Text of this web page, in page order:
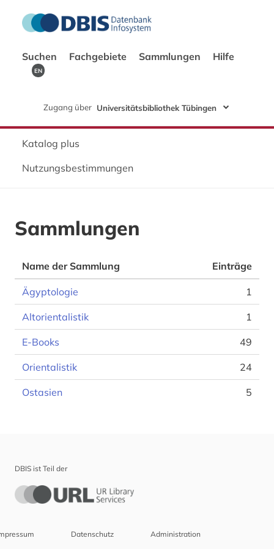
Suchen Fachgebiete Sammlungen Hilfe
EN
Zugang über Universitätsbibliothek Tübingen
Katalog plus
Nutzungsbestimmungen
Sammlungen
Name der Sammlung Einträge
Ägyptologie 1
Altorientalistik 1
E-Books 49
Orientalistik 24
Ostasien 5
DBIS ist Teil der
Datenschutz Administration